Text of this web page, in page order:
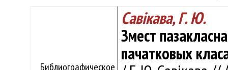
Библиографическое
Савікава, Г. Ю.
Змест
пачатковых